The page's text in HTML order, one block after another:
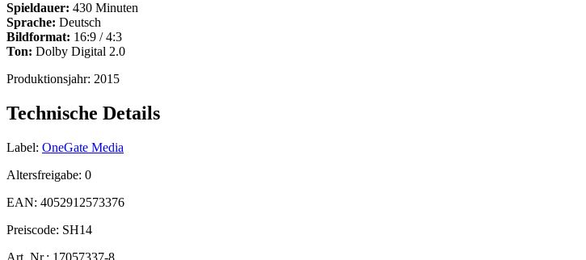
Spieldauer: 430 Minuten
Sprache: Deutsch
Bildformat: 16:9 / 4:3
Ton: Dolby Digital 2.0
Produktionsjahr: 2015
Technische Details
Label: OneGate Media
Altersfreigabe: 0
EAN: 4052912573376
Preiscode: SH14
Art. Nr.: 17057337-8